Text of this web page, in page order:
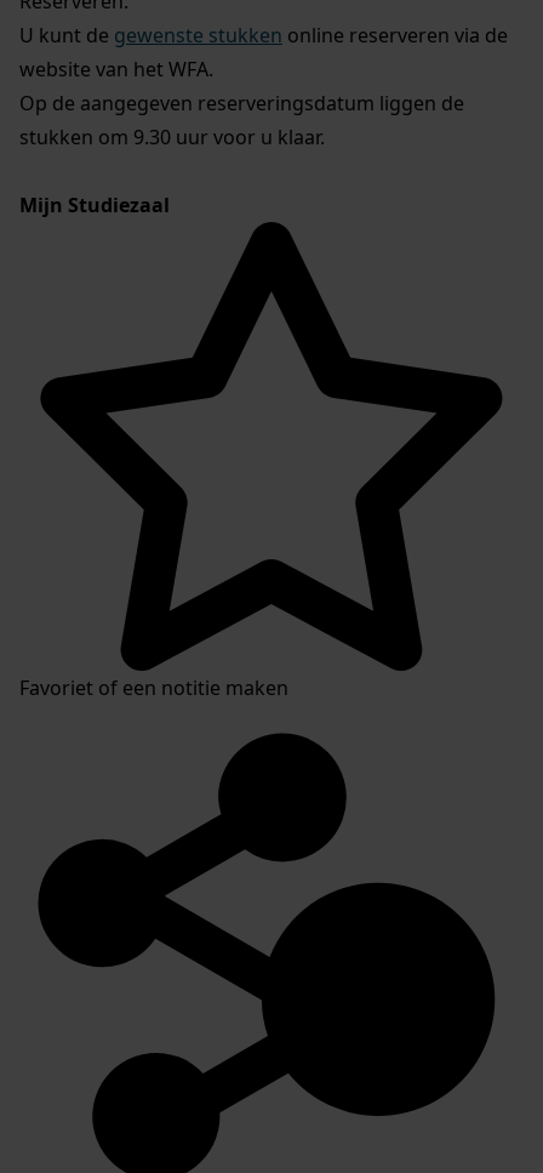
U kunt de gewenste stukken online reserveren via de
website van het WFA.
Op de aangegeven reserveringsdatum liggen de
stukken om 9.30 uur voor u klaar.
Mijn Studiezaal
Favoriet of een notitie maken